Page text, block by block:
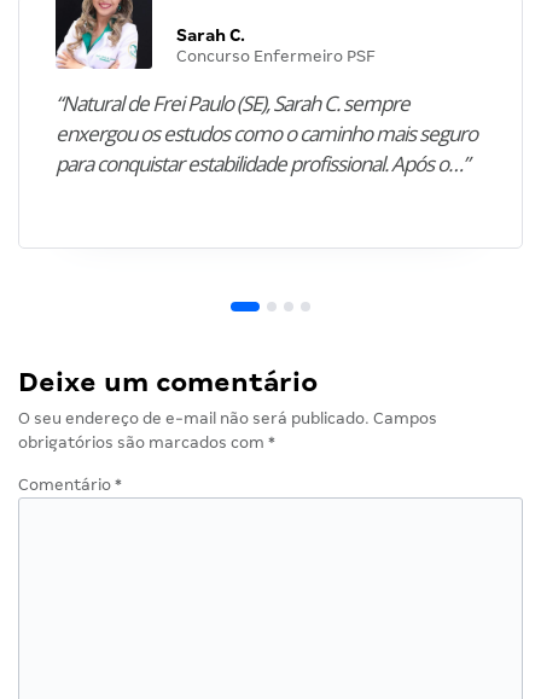
Sarah C.
Concurso Enfermeiro PSF
“Natural de Frei Paulo (SE), Sarah C. sempre
enxergou os estudos como o caminho mais seguro
para conquistar estabilidade profissional. Após o…”
Deixe um comentário
O seu endereço de e-mail não será publicado. Campos
obrigatórios são marcados com *
Comentário *